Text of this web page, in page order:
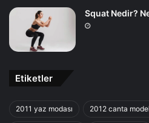
Squat Nedir?
Etiketler
2011 yaz modası 2012 canta